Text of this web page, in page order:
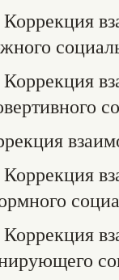
Коррекция
Коррекция